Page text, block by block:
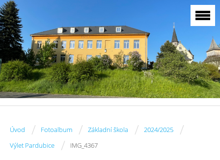
Úvod / Fotoalbum / Základní škola / 2024/2025 /
Výlet Pardubice / IMG_4367